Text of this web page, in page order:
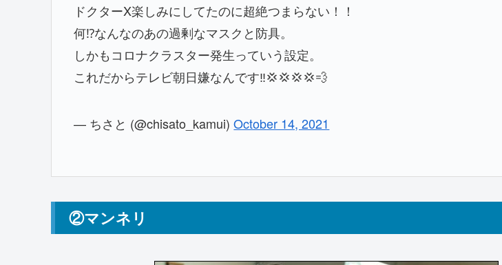
ドクターX楽しみにしてたのに超絶つまらない！！
何⁉️なんなのあの過剰なマスクと防具。
しかもコロナクラスター発生っていう設定。
これだからテレビ朝日嫌なんです‼️💢💢💢💢💨
— ちさと (@chisato_kamui)October 14, 2021
②マンネリ